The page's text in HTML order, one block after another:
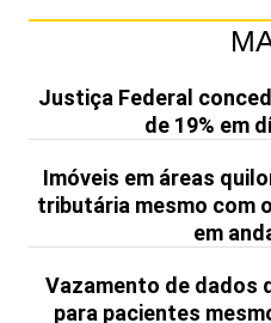
Justiça Federal
de 19% em
Imóveis em áreas
tributária mesmo com
em
Vazamento de dados
para pacientes